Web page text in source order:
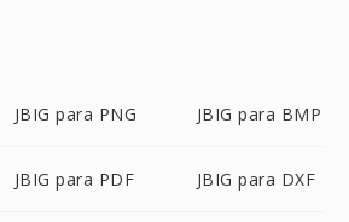
JBIG para PNG JBIG para BMP
JBIG para PDF JBIG para DXF